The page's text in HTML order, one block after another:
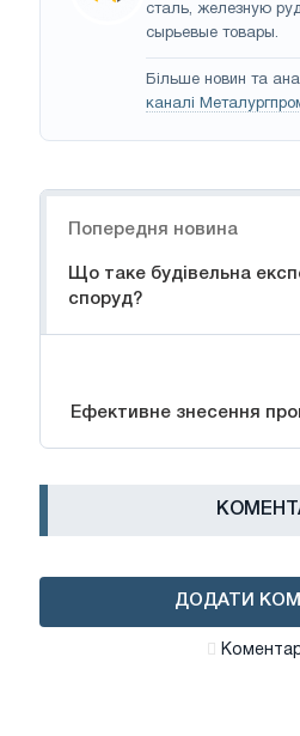
сталь, железную
сырьевые товары.
Більше новин та
каналі
Попередня новина
Що таке будівельна
споруд?
Ефективне знесення
ДОДАТИ